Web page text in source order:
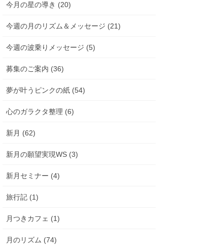
今月の星の導き (20)
今週の月のリズム＆メッセージ (21)
今週の波乗りメッセージ (5)
募集のご案内 (36)
夢が叶うピンクの紙 (54)
心のガラクタ整理 (6)
新月 (62)
新月の願望実現WS (3)
新月セミナー (4)
旅行記 (1)
月つきカフェ (1)
月のリズム (74)